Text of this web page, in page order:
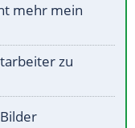
mehr mein
zu